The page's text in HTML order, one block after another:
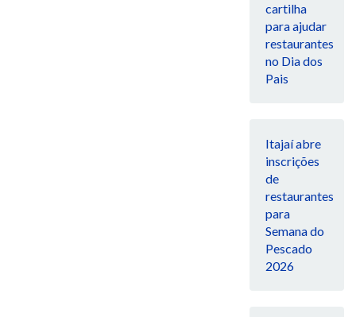
cartilha
para ajudar
restaurantes
no Dia dos
Pais
Itajaí abre
inscrições
de
restaurantes
para
Semana do
Pescado
2026